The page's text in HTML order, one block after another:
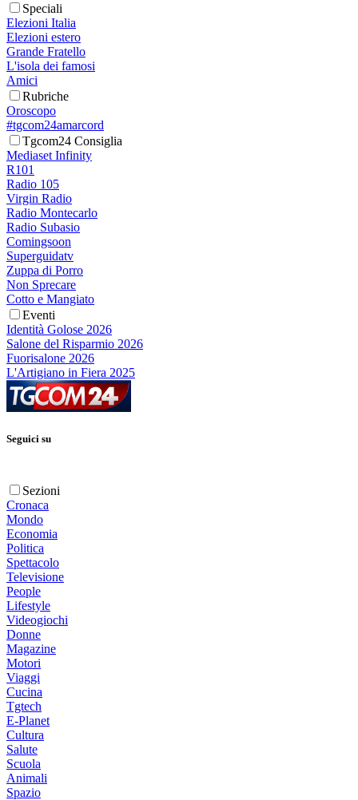
Speciali
Elezioni Italia
Elezioni estero
Grande Fratello
L'isola dei famosi
Amici
Rubriche
Oroscopo
#tgcom24amarcord
Tgcom24 Consiglia
Mediaset Infinity
R101
Radio 105
Virgin Radio
Radio Montecarlo
Radio Subasio
Comingsoon
Superguidatv
Zuppa di Porro
Non Sprecare
Cotto e Mangiato
Eventi
Identità Golose 2026
Salone del Risparmio 2026
Fuorisalone 2026
L'Artigiano in Fiera 2025
Seguici su
Sezioni
Cronaca
Mondo
Economia
Politica
Spettacolo
Televisione
People
Lifestyle
Videogiochi
Donne
Magazine
Motori
Viaggi
Cucina
Tgtech
E-Planet
Cultura
Salute
Scuola
Animali
Spazio